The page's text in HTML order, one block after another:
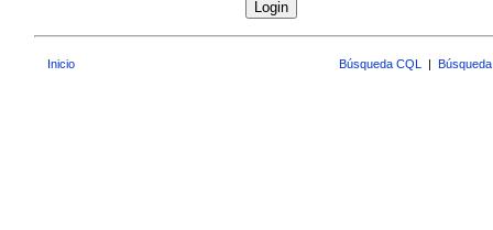
Inicio Búsqueda CQL |